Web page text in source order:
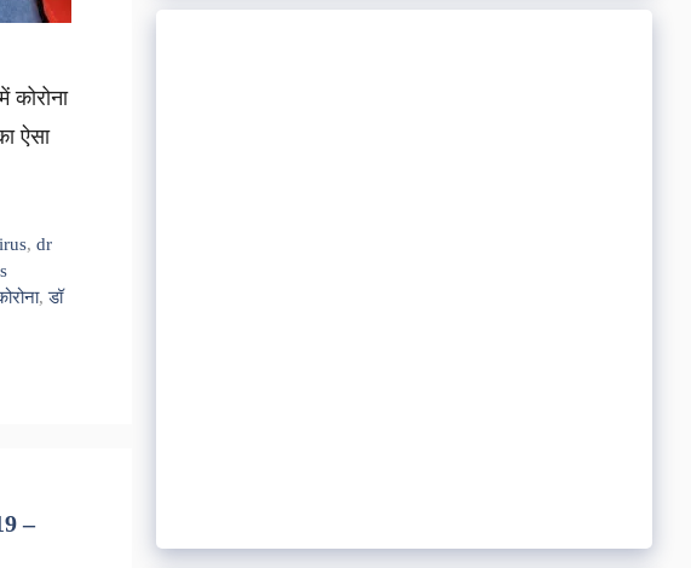
ऐसा
,dr
,डॉ
–